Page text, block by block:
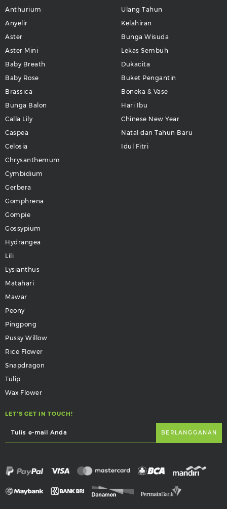
Anthurium
Anyelir
Aster
Aster Mini
Baby Breath
Baby Rose
Brassica
Bunga Balon
Calla Lily
Caspea
Celosia
Chrysanthemum
Cymbidium
Gerbera
Gomphrena
Gompie
Gossypium
Hydrangea
Lili
Lysianthus
Matahari
Mawar
Peony
Pingpong
Pussy Willow
Rice Flower
Snapdragon
Tulip
Wax Flower
Ulang Tahun
Kelahiran
Bunga Wisuda
Lekas Sembuh
Dukacita
Buket Pengantin
Boneka & Vase
Hari Ibu
Chinese New Year
Natal dan Tahun Baru
Idul Fitri
LET'S GET IN TOUCH!